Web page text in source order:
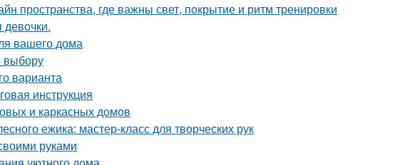
пространства, где важны свет, покрытие и ритм тренировки
вашего дома
выбору
варианта
инструкция
и каркасных домов
ежика: мастер-класс для творческих рук
руками